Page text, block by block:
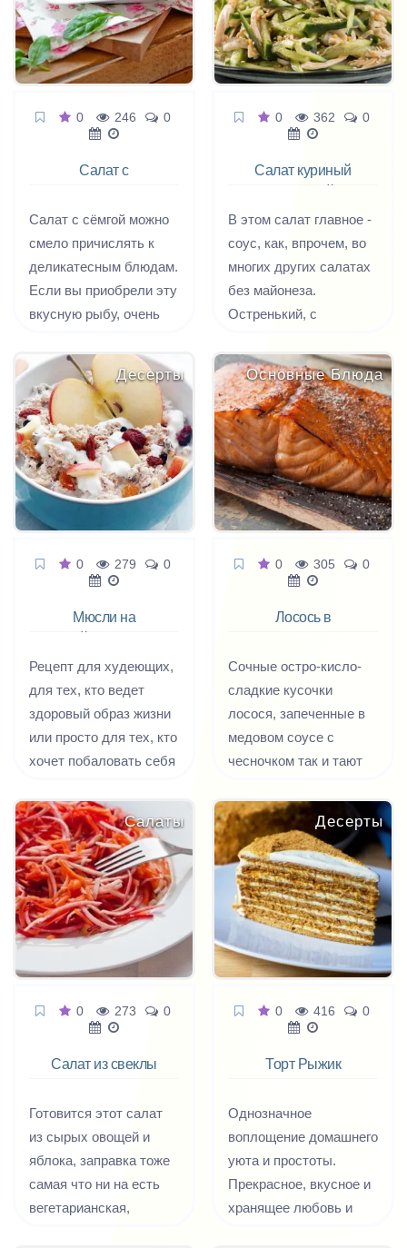
тогда, продев в них
ленточки, можно
украсить новогоднюю
елку, а можно положить
коробочку и подарить
имбирных человечков
удовольствие, вот где
можно реализовать
любые фантазии.
добавляют кедровые
орешки. Блюдо
идеально подходит для
вегетарианцев и
0 246 0
Салат с
Салат с сёмгой можно
смело причислять к
деликатесным блюдам.
Если вы приобрели эту
вкусную рыбу, очень
так, что она раскрыла
весь свой
гастрономический
потенциал. Вот для
этого вам и
понадобятся рецепты
салатов с семгой.
0 362 0
Салат куриный
В этом салат главное -
соус, как, впрочем, во
многих других салатах
без майонеза.
Остренький, с
ароматом, им можно
заправить практически
любой салат с курицей
и овощами.
Десерты
0 279 0
Мюсли на
Рецепт для худеющих,
для тех, кто ведет
здоровый образ жизни
или просто для тех, кто
хочет побаловать себя
ощущениями.
Основные Блюда
0 305 0
Лосось в
Сочные остро-кисло-
сладкие кусочки
лосося, запеченные в
медовом соусе с
чесночком так и тают
блюдо из красной
рыбы, приготовленное
в фольге. Подойдут
для запекания по этому
рецепту и другие виды
красной рыбы -
форель, семга и даже
горбуша.
Салаты
0 273 0
Салат из свеклы
Готовится этот салат
из сырых овощей и
яблока, заправка тоже
самая что ни на есть
вегетарианская,
Десерты
0 416 0
Торт Рыжик
Однозначное
воплощение домашнего
уюта и простоты.
Прекрасное, вкусное и
хранящее любовь и